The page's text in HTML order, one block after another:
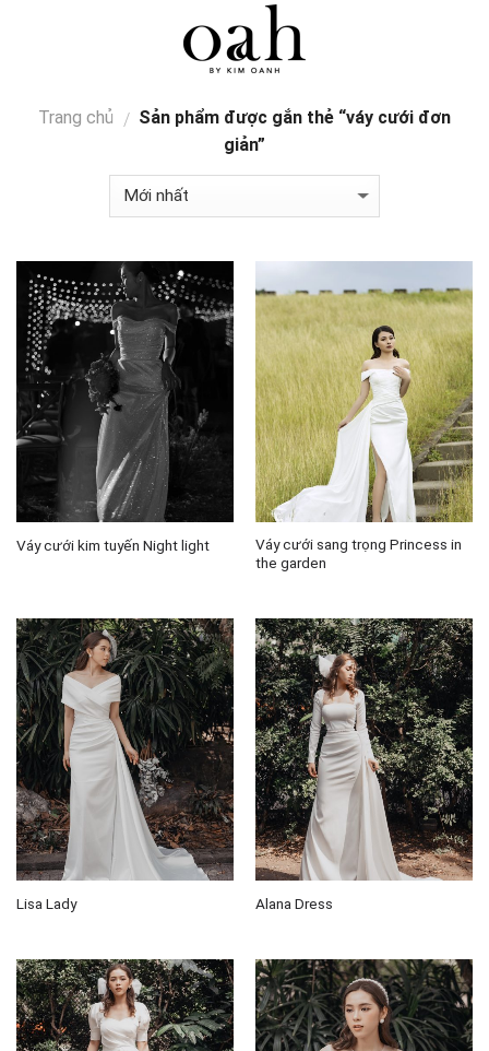
Trang chủ / Sản phẩm được gắn thẻ “váy cưới đơn
giản”
Váy cưới kim tuyến Night light
Váy cưới sang trọng Princess in
the garden
Lisa Lady Alana Dress